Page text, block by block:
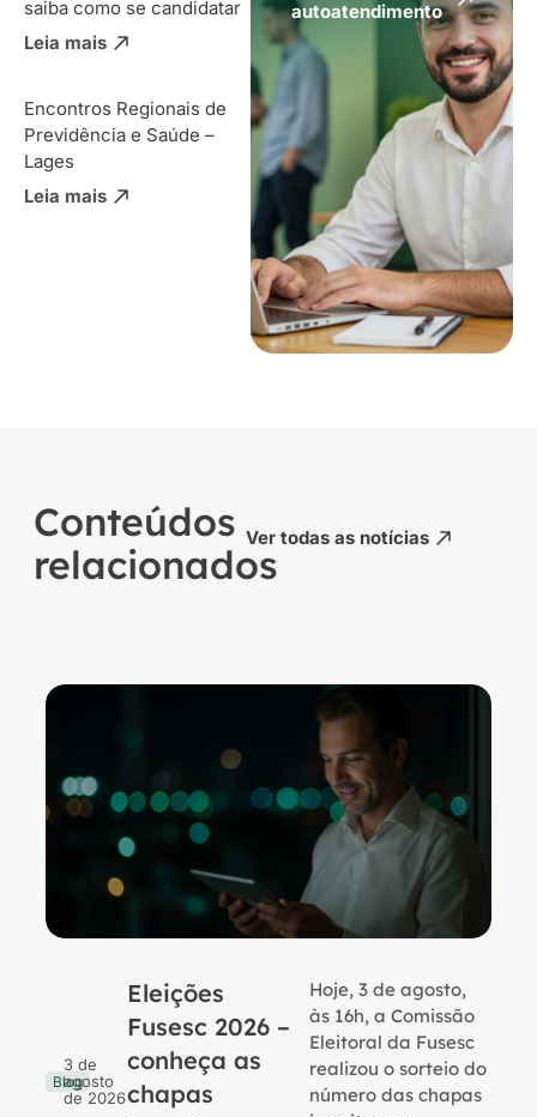
saiba como se candidatar
Leia mais
Encontros Regionais de
Previdência e Saúde –
Lages
Leia mais
autoatendimento
Conteúdos
relacionados
Ver todas as notícias
Blog
3 de
agosto
de 2026
Eleições
Fusesc 2026 –
conheça as
chapas
Hoje, 3 de agosto,
às 16h, a Comissão
Eleitoral da Fusesc
realizou o sorteio do
número das chapas